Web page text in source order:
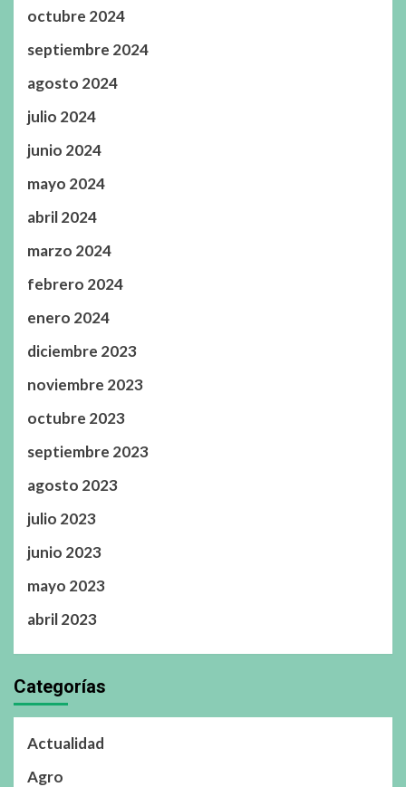
octubre 2024
septiembre 2024
agosto 2024
julio 2024
junio 2024
mayo 2024
abril 2024
marzo 2024
febrero 2024
enero 2024
diciembre 2023
noviembre 2023
octubre 2023
septiembre 2023
agosto 2023
julio 2023
junio 2023
mayo 2023
abril 2023
Categorías
Actualidad
Agro